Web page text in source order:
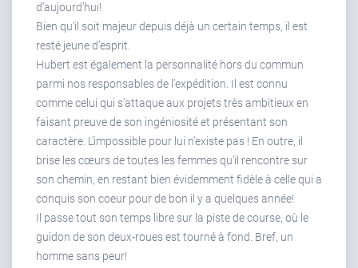
d’aujourd’hui!
Bien qu’il soit majeur depuis déjà un certain temps, il est
resté jeune d’esprit.
Hubert est également la personnalité hors du commun
parmi nos responsables de l’expédition. Il est connu
comme celui qui s’attaque aux projets très ambitieux en
faisant preuve de son ingéniosité et présentant son
caractère. L’impossible pour lui n’existe pas ! En outre, il
brise les cœurs de toutes les femmes qu’il rencontre sur
son chemin, en restant bien évidemment fidèle à celle qui a
conquis son coeur pour de bon il y a quelques année!
Il passe tout son temps libre sur la piste de course, où le
guidon de son deux-roues est tourné à fond. Bref, un
homme sans peur!